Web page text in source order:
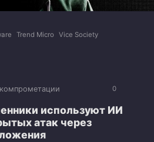
Trend Micro Vice Society
0
используют ИИ
атак через